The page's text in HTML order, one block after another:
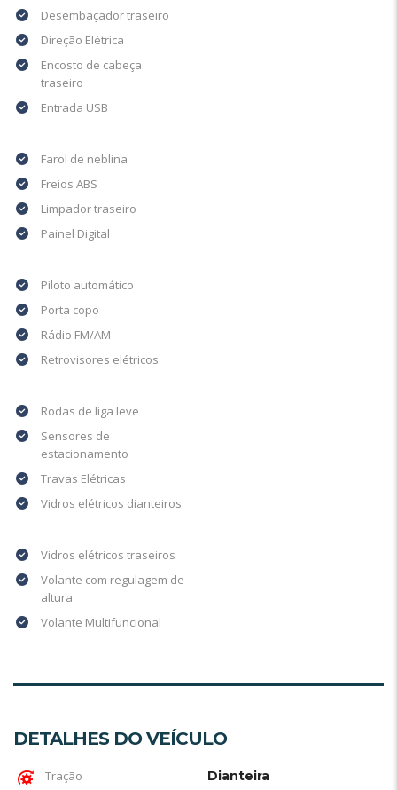
Desembaçador traseiro
Direção Elétrica
Encosto de cabeça
traseiro
Entrada USB
Farol de neblina
Freios ABS
Limpador traseiro
Painel Digital
Piloto automático
Porta copo
Rádio FM/AM
Retrovisores elétricos
Rodas de liga leve
Sensores de
estacionamento
Travas Elétricas
Vidros elétricos dianteiros
Vidros elétricos traseiros
Volante com regulagem de
altura
Volante Multifuncional
DETALHES DO VEÍCULO
Tração Dianteira